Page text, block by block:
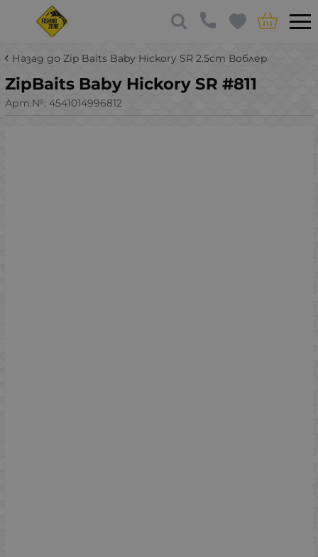
Назад до Zip Baits Baby Hickory SR 2.5cm Воблер
ZipBaits Baby Hickory SR #811
Арт.№: 4541014996812